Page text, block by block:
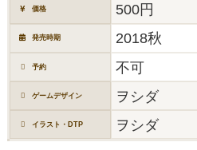
価格 500円
発売時期 2018秋
予約 不可
ゲームデザイン ヲシダ
イラスト・DTP ヲシダ